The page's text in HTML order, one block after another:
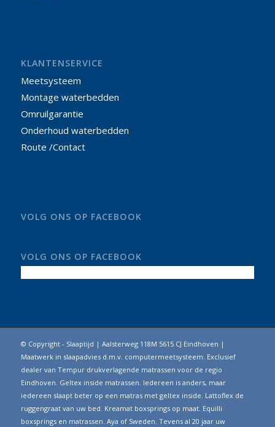
KLANTENSERVICE
Meetsysteem
Montage waterbedden
Omruilgarantie
Onderhoud waterbedden
Route /Contact
VOLG ONS OP FACEBOOK
VOLG ONS OP FACEBOOK
© Copyright - Slaaptijd | Aalsterweg 118M 5615 CJ Eindhoven |
Maatwerk in slaapadvies d.m.v. computermeetsysteem. Exclusief
dealer van Tempur drukverlagende matrassen voor de regio
Eindhoven. Geltex inside matrassen. Iedereen is anders, maar
iedereen slaapt beter op een matras met geltex inside. Lattoflex de
ruggengraat van uw bed. Kreamat boxsprings op maat. Equilli
boxsprings en matrassen. Aya of Sweden. Tevens al 20 jaar uw